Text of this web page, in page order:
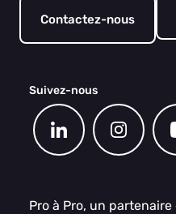
Contactez-nous
Suivez-nous
Pro à Pro, un partenaire